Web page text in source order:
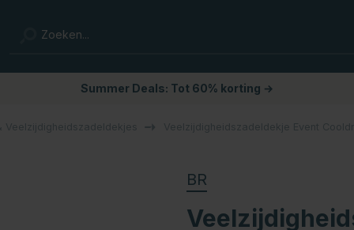
Summer Deals: Tot 60% korting →
BR